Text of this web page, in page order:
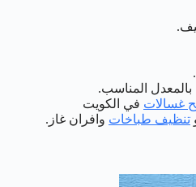
المناسب.
غسالات في الكويت
تنظيف طباخات وافران غاز.